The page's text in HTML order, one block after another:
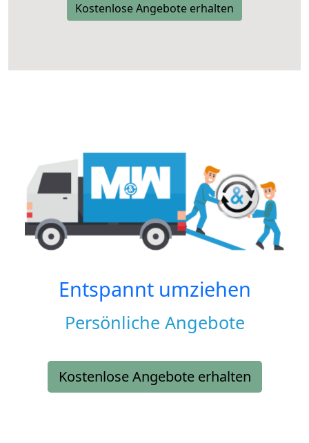
Kostenlose Angebote erhalten
Entspannt umziehen
Persönliche Angebote
Kostenlose Angebote erhalten